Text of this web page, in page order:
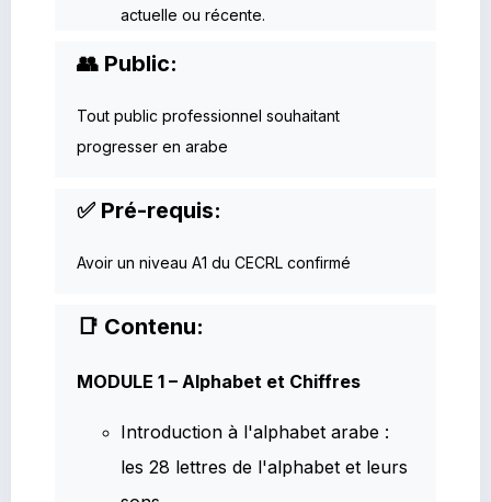
actuelle ou récente.
👥 Public:
Tout public professionnel souhaitant
progresser en arabe
✅ Pré-requis:
Avoir un niveau A1 du CECRL confirmé
📑 Contenu:
MODULE 1 – Alphabet et Chiffres
Introduction à l'alphabet arabe :
les 28 lettres de l'alphabet et leurs